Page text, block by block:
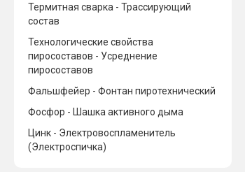
Термитная сварка - Трассирующий
состав
Технологические свойства
пиросоставов - Усреднение
пиросоставов
Фальшфейер - Фонтан пиротехнический
Фосфор - Шашка активного дыма
Цинк - Электровоспламенитель
(Электроспичка)